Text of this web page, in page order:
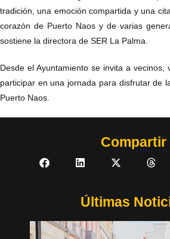
tradición, una emoción compartida y una
corazón de Puerto Naos y de varias
sostiene la directora de SER La Palma.
Desde el Ayuntamiento se invita a vecinos,
participar en una jornada para disfrutar de
Puerto Naos.
Compartir
Últimas